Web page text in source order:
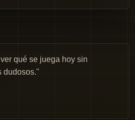
qué se juega hoy sin
dudosos."